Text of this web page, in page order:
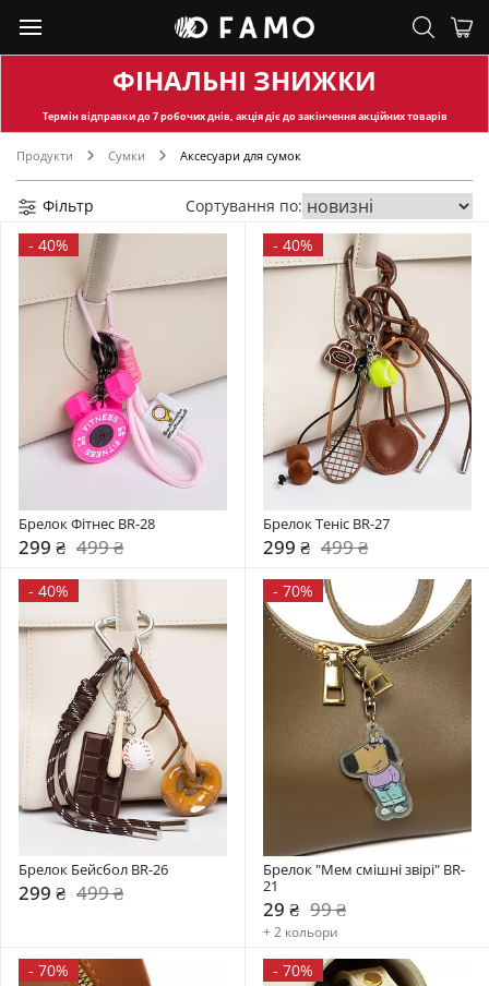
ФІНАЛЬНІ ЗНИЖКИ
Термін відправкидо 7 робочих днів, акція діє до закінчення акційних товарів
Продукти Сумки Аксесуари для сумок
Фільтр
Сортування по:
- 40%
Брелок Фітнес BR-28
299 ₴ 499 ₴
- 40%
Брелок Теніс BR-27
299 ₴ 499 ₴
- 40%
Брелок Бейсбол BR-26
299 ₴ 499 ₴
- 70%
Брелок "Мем смішні звірі" BR-
21
29 ₴ 99 ₴
+ 2 кольори
- 70% - 70%